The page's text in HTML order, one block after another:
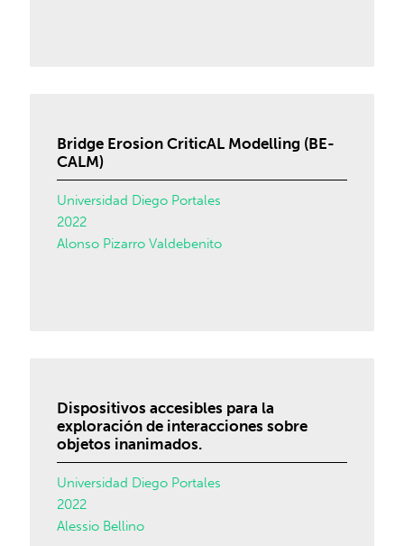
Bridge Erosion CriticAL Modelling (BE-
CALM)
Universidad Diego Portales
2022
Alonso Pizarro Valdebenito
Dispositivos accesibles para la
exploración de interacciones sobre
objetos inanimados.
Universidad Diego Portales
2022
Alessio Bellino